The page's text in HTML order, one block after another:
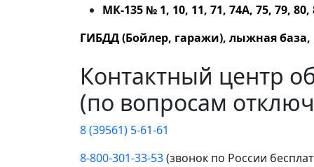
МК-135 № 1, 10, 11, 71, 74А, 75, 79,
ГИБДД (Бойлер, гаражи), лыжная
Контактный центр
(по вопросам
8 (39561) 5-61-61
8-800-301-33-53(звонок по России